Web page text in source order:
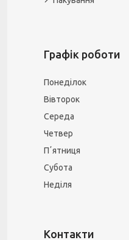
Графік роботи
Понеділок
Вівторок
Середа
Четвер
Пʼятниця
Субота
Неділя